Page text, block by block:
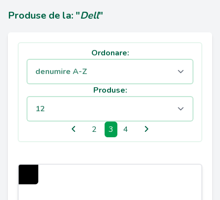
Produse de la: "Dell"
Ordonare:
Produse:
2 3 4